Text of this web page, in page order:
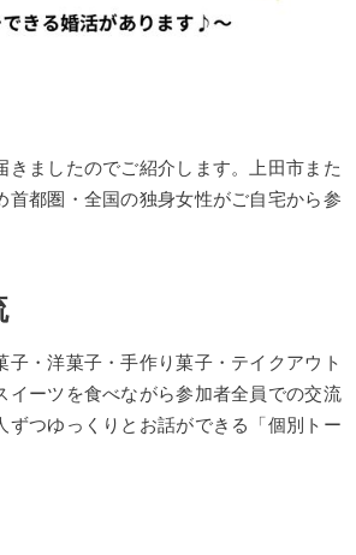
ましたのでご紹介します。上田市また
都圏・全国の独身女性がご自宅から参
・洋菓子・手作り菓子・テイクアウト
イーツを食べながら参加者全員での交流
つゆっくりとお話ができる「個別トー